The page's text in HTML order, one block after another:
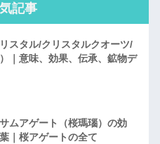
記事
スタル/クリスタルクオーツ/
｜意味、効果、伝承、鉱物デ
ムアゲート（桜瑪瑙）の効
｜桜アゲートの全て